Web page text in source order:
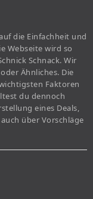
die Einfachheit und
Webseite wird so
Schnack. Wir
Ähnliches. Die
Faktoren
du dennoch
eines Deals,
über Vorschläge